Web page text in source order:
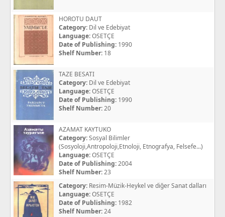
HOROTU DAUT
Category: Dil ve Edebiyat
Language:OSETÇE
Date of Publishing: 1990
Shelf Number: 18
TAZE BESATI
Category: Dil ve Edebiyat
Language:OSETÇE
Date of Publishing: 1990
Shelf Number:20
AZAMAT KAYTUKO
Category:Sosyal Bilimler
(Sosyoloji,Antropoloji,Etnoloji, Etnografya, Felsefe...)
Language:OSETÇE
Date of Publishing:2004
Shelf Number:23
Category: Resim-Müzik-Heykel ve diğer Sanat dalları
Language:OSETÇE
Date of Publishing: 1982
Shelf Number:24